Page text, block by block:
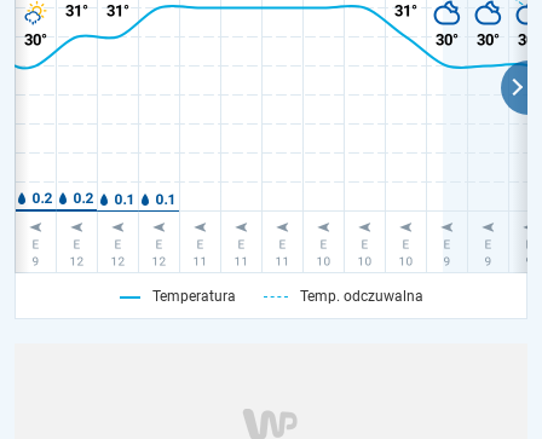
Temperatura Temp. odczuwalna